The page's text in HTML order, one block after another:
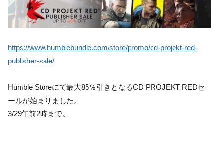
https://www.humblebundle.com/store/promo/cd-projekt-red-
publisher-sale/
Humble Storeにて最大85％引きとなるCD PROJEKT REDセ
ールが始まりました。
3/29午前2時まで。